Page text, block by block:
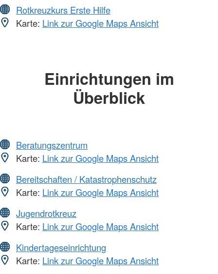
Rotkreuzkurs Erste Hilfe
Karte: Link zur Google Maps Ansicht
Einrichtungen im
Überblick
Beratungszentrum
Karte: Link zur Google Maps Ansicht
Bereitschaften / Katastrophenschutz
Karte: Link zur Google Maps Ansicht
Jugendrotkreuz
Karte: Link zur Google Maps Ansicht
Kindertageseinrichtung
Karte: Link zur Google Maps Ansicht